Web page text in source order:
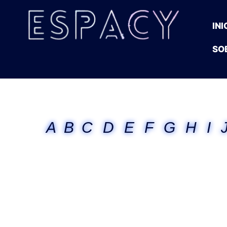
A B C D E F G H I